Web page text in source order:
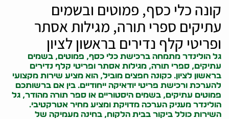
קונה כלי כסף, פמוטים ובשמים
עתיקים ספרי תורה, מגילות אסתר
ופריטי קלף נדירים בראשון לציון
גל הולינדר מתמחה ברכישת כלי כסף, פמוטים, בשמים
עתיקים, ספרי תורה, מגילות אסתר ופריטי קלף נדירים
בראשון לציון. כקונה חפצים מוביל, הוא מציע שירות מקצועי
להערכת ורכישת פריטי יודאיקה ייחודיים. בין אם ברשותכם
פמוטים עתיקים, בשמים היסטוריים או ספר תורה מהודר, גל
הולינדר מעניק הערכה מדויקת ומציע מחיר אטרקטיבי.
השירות כולל ביקור בבית הלקוח, בחינה מעמיקה של